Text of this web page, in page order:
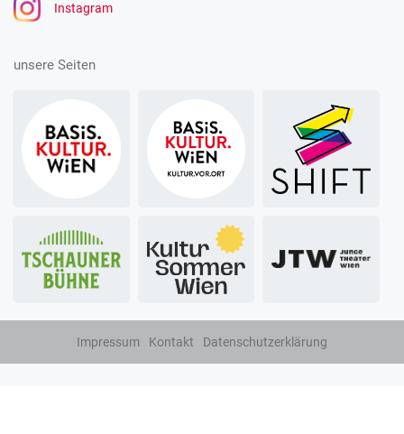
Instagram
unsere Seiten
Impressum Kontakt Datenschutzerklärung